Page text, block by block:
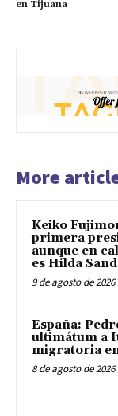
en Tijuana
More
Keiko
primera
aunque en
es Hilda
9 de agosto de 2026
España:
ultimátum a
migratoria
8 de agosto de 2026